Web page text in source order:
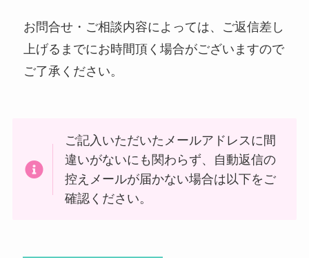
お問合せ・ご相談内容によっては、ご返信差し
上げるまでにお時間頂く場合がございますので
ご了承ください。
ご記入いただいたメールアドレスに間
違いがないにも関わらず、自動返信の
控えメールが届かない場合は以下をご
確認ください。